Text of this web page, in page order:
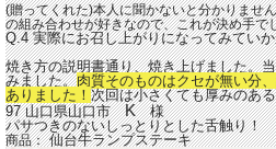
(贈ってくれた)本人に聞かないと分かりませ
の組み合わせが好きなので、これが決め手で
Q.4 実際にお召し上がりになってみてい
焼き方の説明書通り、焼き上げました。
みました。肉質そのものはクセが無い分
ありました！ 次回は小さくても厚みのあ
97 山口県山口市K様
パサつきのないしっとりとした舌触り！
商品：仙台牛ランプステーキ